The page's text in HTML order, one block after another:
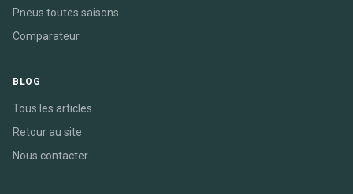
Pneus toutes saisons
Comparateur
BLOG
Tous les articles
Retour au site
Nous contacter